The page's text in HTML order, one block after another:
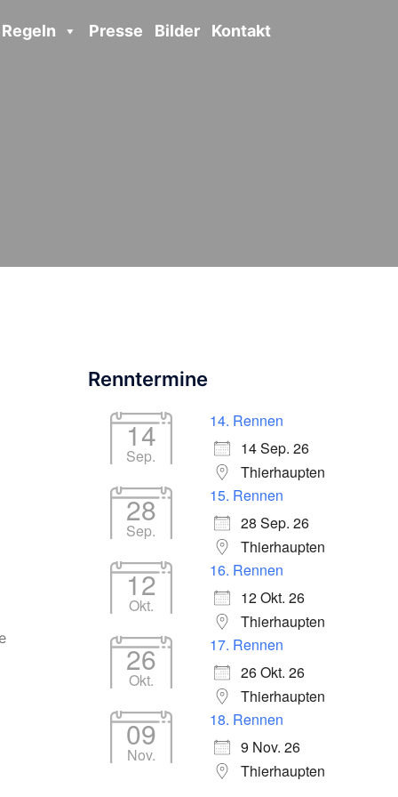
Regeln Presse Bilder Kontakt
Renntermine
14
Sep.
14. Rennen
14 Sep. 26
Thierhaupten
28
Sep.
15. Rennen
28 Sep. 26
Thierhaupten
12
Okt.
16. Rennen
12 Okt. 26
Thierhaupten
26
Okt.
17. Rennen
26 Okt. 26
Thierhaupten
09
Nov.
18. Rennen
9 Nov. 26
Thierhaupten